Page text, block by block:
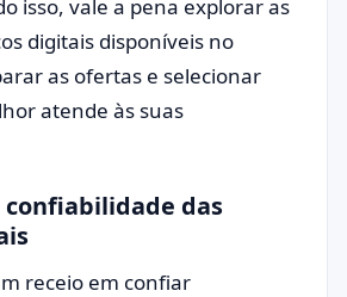
isso, vale a pena explorar as
digitais disponíveis no
as ofertas e selecionar
atende às suas
confiabilidade das
receio em confiar